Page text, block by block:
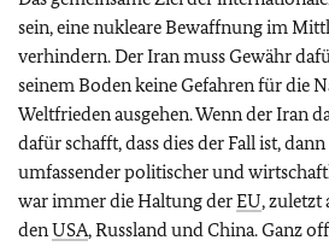
sein, eine nukleare Bewaffnung im
verhindern. Der Iran muss Gewähr
seinem Boden keine Gefahren für die
Weltfrieden ausgehen. Wenn der Iran
dafür schafft, dass dies der Fall ist,
umfassender politischer und
war immer die Haltung derEU, zuletzt
denUSA, Russland und China. Ganz